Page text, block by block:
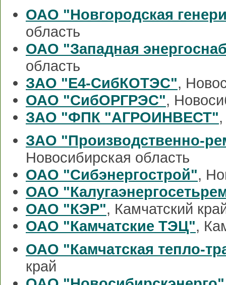
ОАО "Новгородская
область
ОАО "Западная
область
ЗАО "Е4-СибКОТЭС",
ОАО "СибОРГРЭС",
ЗАО "ФПК "АГРОИНВЕСТ"
ЗАО "Производственно-
Новосибирская область
ОАО "Сибэнергострой",
ОАО
ОАО "КЭР", Камчатский
ОАО "Камчатские ТЭЦ",
ОАО "Камчатская тепло-
край